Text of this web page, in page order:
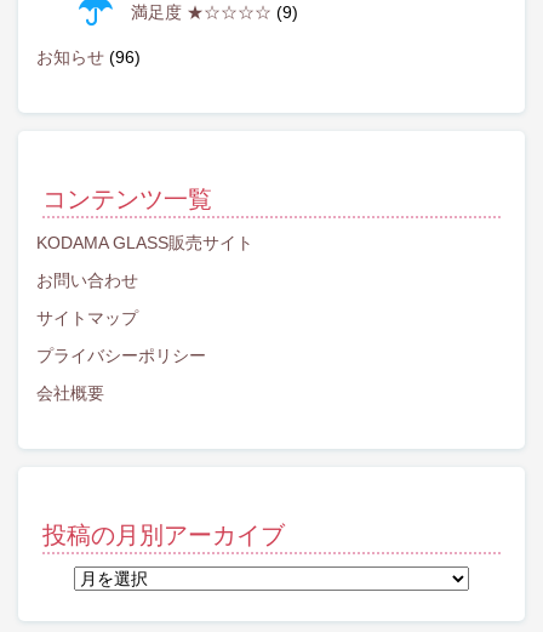
満足度 ★☆☆☆☆ (9)
お知らせ (96)
コンテンツ一覧
KODAMA GLASS販売サイト
お問い合わせ
サイトマップ
プライバシーポリシー
会社概要
投稿の月別アーカイブ